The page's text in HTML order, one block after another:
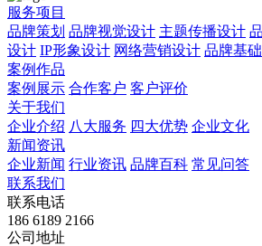
服务项目
品牌策划 品牌视觉设计 主题传播设计
设计 IP形象设计 网络营销设计 品牌基
案例作品
案例展示 合作客户 客户评价
关于我们
企业介绍 八大服务 四大优势 企业文化
新闻资讯
企业新闻 行业资讯 品牌百科 常见问答
联系我们
联系电话
186 6189 2166
公司地址